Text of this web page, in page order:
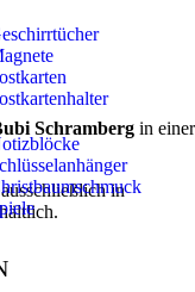
Schramberg in einer
in